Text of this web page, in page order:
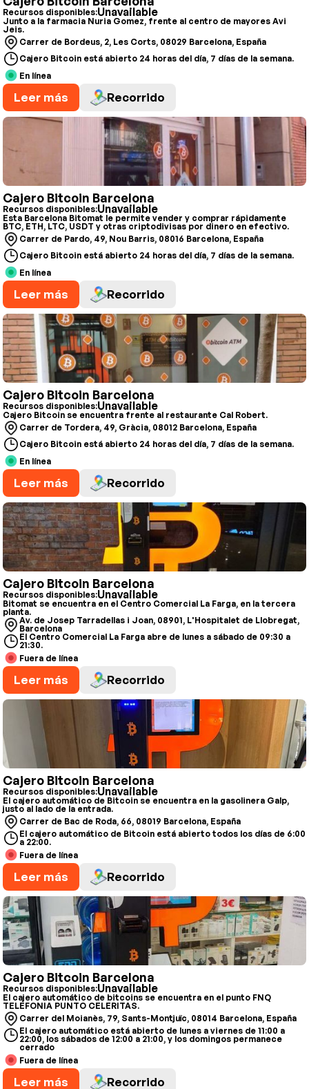
Recursos disponibles:Unavailable
Junto a la farmacia Nuria Gomez, frente al centro de mayores Avi
Jeis.
Carrer de Bordeus, 2, Les Corts, 08029 Barcelona, España
Cajero Bitcoin está abierto 24 horas del día, 7 días de la semana.
En línea
Leer más Recorrido
Cajero Bitcoin Barcelona
Recursos disponibles:Unavailable
Esta Barcelona Bitomat le permite vender y comprar rápidamente
BTC, ETH, LTC, USDT y otras criptodivisas por dinero en efectivo.
Carrer de Pardo, 49, Nou Barris, 08016 Barcelona, España
Cajero Bitcoin está abierto 24 horas del día, 7 días de la semana.
En línea
Leer más Recorrido
Cajero Bitcoin Barcelona
Recursos disponibles:Unavailable
Cajero Bitcoin se encuentra frente al restaurante Cal Robert.
Carrer de Tordera, 49, Gràcia, 08012 Barcelona, España
Cajero Bitcoin está abierto 24 horas del día, 7 días de la semana.
En línea
Leer más Recorrido
Cajero Bitcoin Barcelona
Recursos disponibles:Unavailable
Bitomat se encuentra en el Centro Comercial La Farga, en la tercera
planta.
Av. de Josep Tarradellas i Joan, 08901, L'Hospitalet de Llobregat,
Barcelona
El Centro Comercial La Farga abre de lunes a sábado de 09:30 a
21:30.
Fuera de línea
Leer más Recorrido
Cajero Bitcoin Barcelona
Recursos disponibles:Unavailable
El cajero automático de Bitcoin se encuentra en la gasolinera Galp,
justo al lado de la entrada.
Carrer de Bac de Roda, 66, 08019 Barcelona, España
El cajero automático de Bitcoin está abierto todos los días de 6:00
a 22:00.
Fuera de línea
Leer más Recorrido
Cajero Bitcoin Barcelona
Recursos disponibles:Unavailable
El cajero automático de bitcoins se encuentra en el punto FNQ
TELEFONIA PUNTO CELERITAS.
Carrer del Moianès, 79, Sants-Montjuïc, 08014 Barcelona, España
El cajero automático está abierto de lunes a viernes de 11:00 a
22:00, los sábados de 12:00 a 21:00, y los domingos permanece
cerrado
Fuera de línea
Leer más Recorrido